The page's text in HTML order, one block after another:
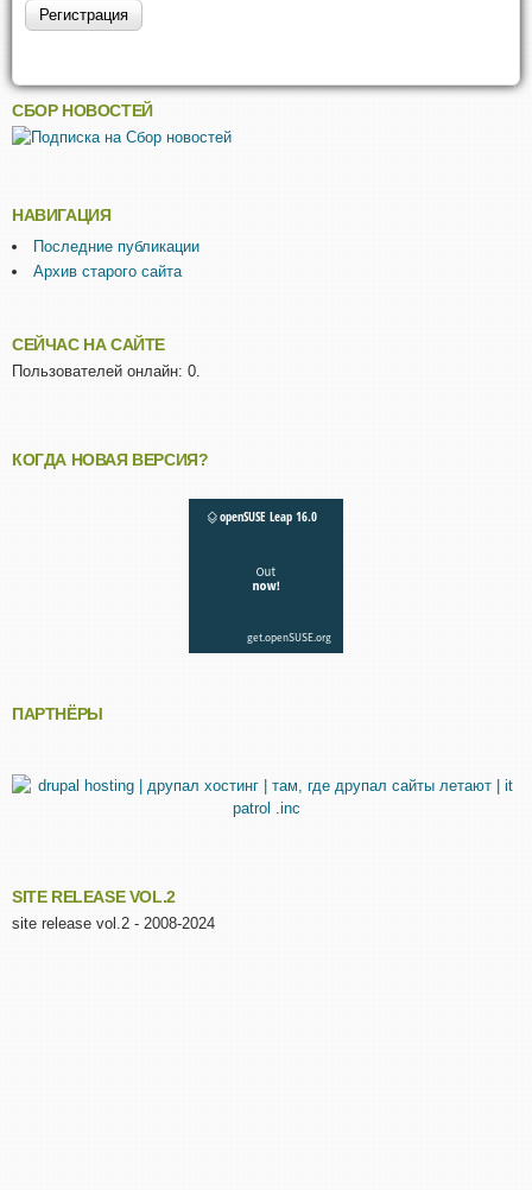
СБОР НОВОСТЕЙ
НАВИГАЦИЯ
Последние публикации
Архив старого сайта
СЕЙЧАС НА САЙТЕ
Пользователей онлайн: 0.
КОГДА НОВАЯ ВЕРСИЯ?
ПАРТНЁРЫ
SITE RELEASE VOL.2
site release vol.2 - 2008-2024